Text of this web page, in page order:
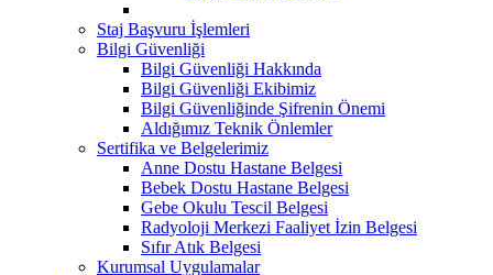
Staj Başvuru İşlemleri
Bilgi Güvenliği
Bilgi Güvenliği Hakkında
Bilgi Güvenliği Ekibimiz
Bilgi Güvenliğinde Şifrenin Önemi
Aldığımız Teknik Önlemler
Sertifika ve Belgelerimiz
Anne Dostu Hastane Belgesi
Bebek Dostu Hastane Belgesi
Gebe Okulu Tescil Belgesi
Radyoloji Merkezi Faaliyet İzin Belgesi
Sıfır Atık Belgesi
Kurumsal Uygulamalar